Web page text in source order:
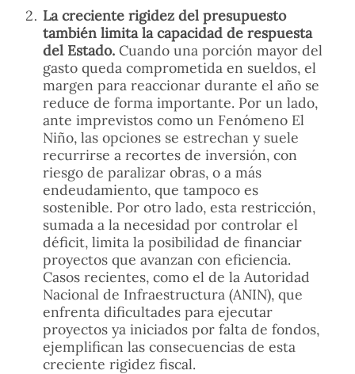
La creciente rigidez del presupuesto
también limita la capacidad de respuesta
del Estado. Cuando una porción mayor del
gasto queda comprometida en sueldos, el
margen para reaccionar durante el año se
reduce de forma importante. Por un lado,
ante imprevistos como un Fenómeno El
Niño, las opciones se estrechan y suele
recurrirse a recortes de inversión, con
riesgo de paralizar obras, o a más
endeudamiento, que tampoco es
sostenible. Por otro lado, esta restricción,
sumada a la necesidad por controlar el
déficit, limita la posibilidad de financiar
proyectos que avanzan con eficiencia.
Casos recientes, como el de la Autoridad
Nacional de Infraestructura (ANIN), que
enfrenta dificultades para ejecutar
proyectos ya iniciados por falta de fondos,
ejemplifican las consecuencias de esta
creciente rigidez fiscal.